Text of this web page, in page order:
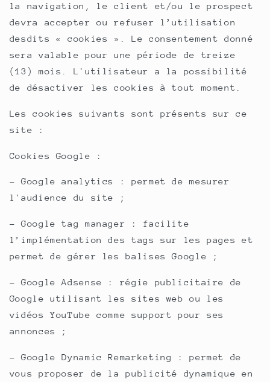
la navigation, le client et/ou le prospect
devra accepter ou refuser l’utilisation
desdits « cookies ». Le consentement donné
sera valable pour une période de treize
(13) mois. L'utilisateur a la possibilité
de désactiver les cookies à tout moment.
Les cookies suivants sont présents sur ce
site :
Cookies Google :
- Google analytics : permet de mesurer
l'audience du site ;
- Google tag manager : facilite
l’implémentation des tags sur les pages et
permet de gérer les balises Google ;
- Google Adsense : régie publicitaire de
Google utilisant les sites web ou les
vidéos YouTube comme support pour ses
annonces ;
- Google Dynamic Remarketing : permet de
vous proposer de la publicité dynamique en